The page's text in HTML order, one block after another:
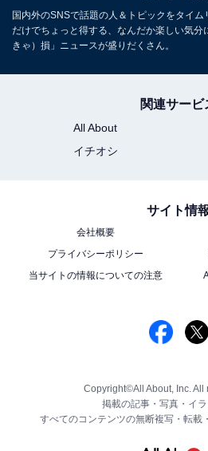
国内外のSNSで話題の人＆トピックをタイ
だけでちょっと得する、なんだか楽しい気分
きゃ）損」ニュースが盛りだくさん。
関連サービ
All About
イチオシ
サイト情
会社概要
プライバシーポリシー
当サイトの情報についての注意
Copyright©All About, Inc. All
掲載の記事・写真・イラ
すべてのコンテンツの無断複写・転載